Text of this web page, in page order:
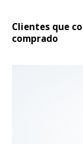
Clientes que
comprado